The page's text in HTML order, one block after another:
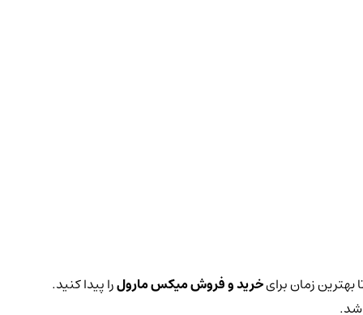
بهترین زمان برایخرید و فروش میکس مارولرا پیدا کنید.